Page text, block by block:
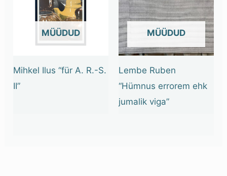
OUT OF STOCK
Mihkel Ilus “für A. R.-S.
II”
OUT OF STOCK
Lembe Ruben
“Hümnus errorem ehk
jumalik viga”